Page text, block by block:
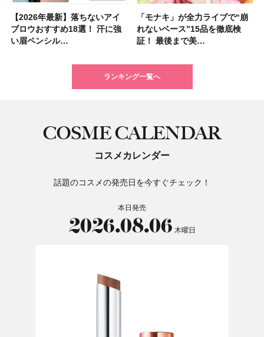
【2026年最新】落ちないアイ
ブロウおすすめ18選！ 汗に強
い眉ペンシル…
「モナキ」が全力ライブで“崩
れないベース”15品を徹底検
証！ 最後まで美…
【2026夏】「ハリ・たるみケ
ア」ランキングTOP5！＜マキ
アビューティ…
【2026夏】「シワケア」ラン
キングTOP5！＜マキアビュー
ティーズが投…
【2026年最新】落ちないアイ
ブロウおすすめ18選！ 汗に強
い眉ペンシル…
「モナキ」が全力ライブで“崩
れないベース”15品を徹底検
証！ 最後まで美…
【2026年】ボディ用日焼け止
めUVのおすすめ20選！ この夏
注目の人気…
「ミス ディオール オードゥ パ
ルファン」が新たな装いで登
場！ シルバー…
【板野友美さんの美活】「最
近、下の歯の矯正を再開したん
です」オーラルケア…
【石井美保さんのおすすめお菓
子＆お茶10選】手土産にもぴっ
たり
【2026年夏】小顔に見えるボ
ブの髪型37選！ レイヤー・切
りっぱなしな…
【2026年】最新トレンド「ボ
ブ」13種類を徹底解説！ 定番
＆人気の髪型…
石井美保さん祝50歳！ アニバ
ーサリーイベントに込めた思
い、今夢中なボデ…
【無印良品】スキンケア×衣料
素材の最強タッグで実現！ 着
るだけで保湿でき…
【全色レビュー】ケイト メロ
ウブラウンアイズ限定色追加！
イエベ・ブルベ別…
【キャンメイク】売切続出！先
行発売中の「クリアヴェールセ
ッティングパウダ…
ランキング一覧へ
COSME CALENDAR
コスメカレンダー
話題のコスメの発売日を今すぐチェック！
本日発売
2026.08.06 木曜日